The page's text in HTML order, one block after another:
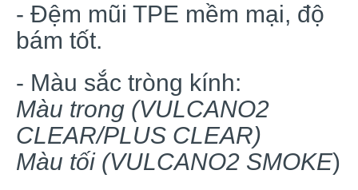
- Đệm mũi TPE mềm mại, độ
bám tốt.
- Màu sắc tròng kính:
Màu trong (VULCANO2
CLEAR/PLUS CLEAR)
Màu tối (VULCANO2 SMOKE)